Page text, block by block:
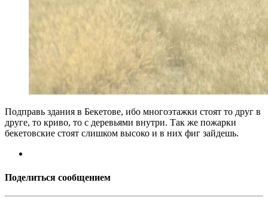
Подправь здания в Бекетове, ибо многоэтажки стоят то друг в
друге, то криво, то с деревьями внутри. Так же пожарки
бекетовские стоят слишком высоко и в них фиг зайдешь.
Поделиться сообщением